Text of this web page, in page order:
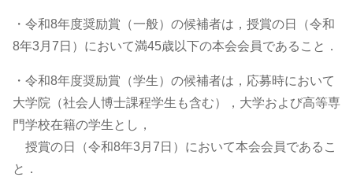
・令和8年度奨励賞（一般）の候補者は，授賞の日（令和
8年3月7日）において満45歳以下の本会会員であること．
・令和8年度奨励賞（学生）の候補者は，応募時において
大学院（社会人博士課程学生も含む），大学および高等専
門学校在籍の学生とし，
授賞の日（令和8年3月7日）において本会会員であるこ
と．